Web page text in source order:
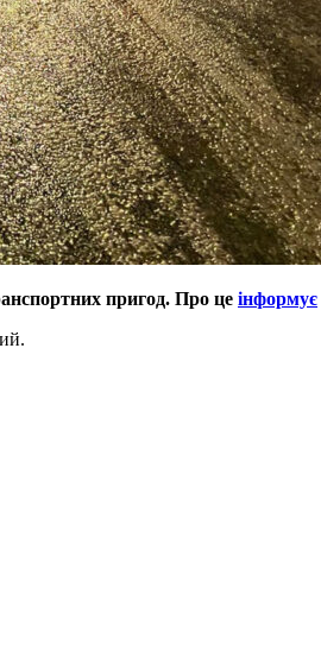
пригод. Про це інформує